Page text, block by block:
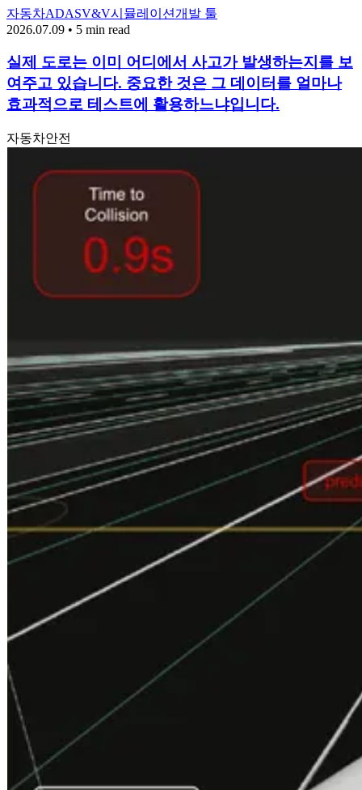
자동차ADASV&V시뮬레이션개발 툴
2026.07.09 • 5 min read
실제 도로는 이미 어디에서 사고가 발생하는지를 보
여주고 있습니다. 중요한 것은 그 데이터를 얼마나
효과적으로 테스트에 활용하느냐입니다.
자동차안전